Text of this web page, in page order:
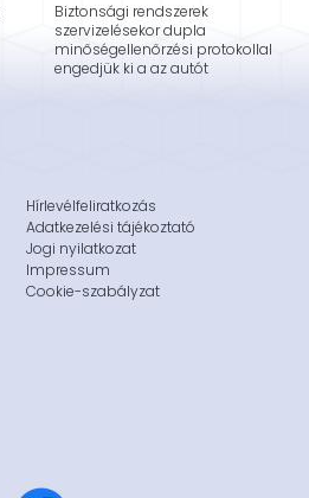
Biztonsági rendszerek
szervizelésekor dupla
minőségellenőrzési protokollal
engedjük ki a az autót
Hírlevélfeliratkozás
Adatkezelési tájékoztató
Jogi nyilatkozat
Impressum
Cookie-szabályzat